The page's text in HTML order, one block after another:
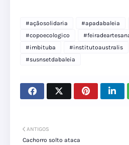
#açãosolidaria #apadabaleia
#copoecologico
#imbituba
#institutoaustralis
#susnsetdabaleia
ANTIGOS
Cachorro solto ataca